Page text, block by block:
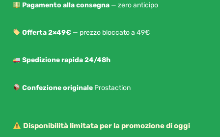
Pagamento alla consegna— zero anticipo
Offerta 2×49€— prezzo bloccato a 49€
Spedizione rapida 24/48h
Confezione originaleProstaction
Disponibilità limitata per la promozione di oggi